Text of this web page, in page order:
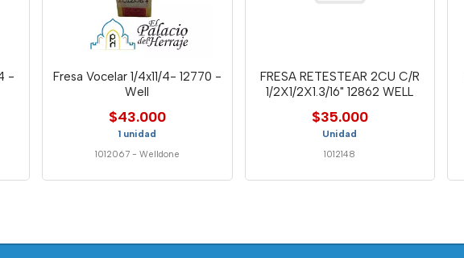
-
Fresa Vocelar 1/4x11/4- 12770 -
Well
$43.000
1 unidad
1012067 - Welldone
FRESA RETESTEAR 2CU C/R
1/2X1/2X1.3/16" 12862 WELL
$35.000
Unidad
1012148